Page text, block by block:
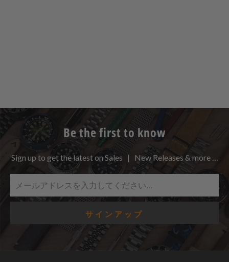
Be the first to know
Sign up to get the latest on Sales | New Releases & more …